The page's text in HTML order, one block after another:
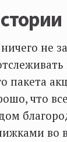
не
пакета
что
во